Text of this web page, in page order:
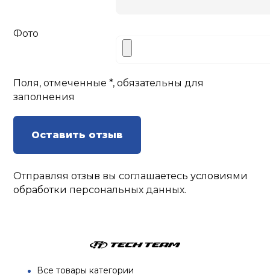
Фото
Поля, отмеченные *, обязательны для
заполнения
Оставить отзыв
Отправляя отзыв вы соглашаетесьусловиями
обработки персональных данных.
Все товары категории